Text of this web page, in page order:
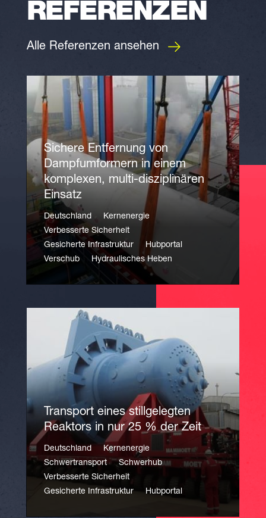
REFERENZEN
Alle Referenzen ansehen
Sichere Entfernung von
Dampfumformern in einem
komplexen, multi-disziplinären
Einsatz
Deutschland
Kernenergie
Verbesserte Sicherheit
Gesicherte Infrastruktur
Hubportal
Verschub
Hydraulisches Heben
Transport eines stillgelegten
Reaktors in nur 25 % der Zeit
Deutschland
Kernenergie
Schwertransport
Schwerhub
Verbesserte Sicherheit
Gesicherte Infrastruktur
Hubportal